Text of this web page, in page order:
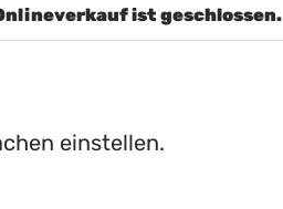
ist geschlossen.
einstellen.